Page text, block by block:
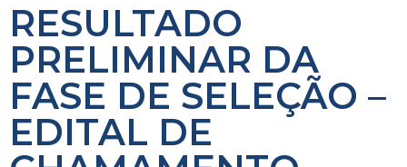
RESULTADO
PRELIMINAR DA
FASE DE SELEÇÃO –
EDITAL DE